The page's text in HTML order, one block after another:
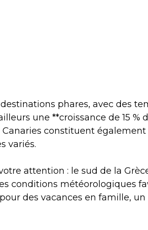
phares, avec des
une **croissance de 15
Canaries constituent
variés.
attention : le sud de la
conditions météorologiques
des vacances en famille,